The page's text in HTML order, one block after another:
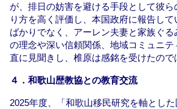
が、排日の妨害を避ける手段として彼
り方を高く評価し、本国政府に報告し
ばかりでなく、アーレン夫妻と家族ぐ
の理念や深い信頼関係、地域コミュニ
直に見聞きし、椎原は感銘を受けたので
４．和歌山歴教協との教育交流
2025年度、「和歌山移民研究を軸とし